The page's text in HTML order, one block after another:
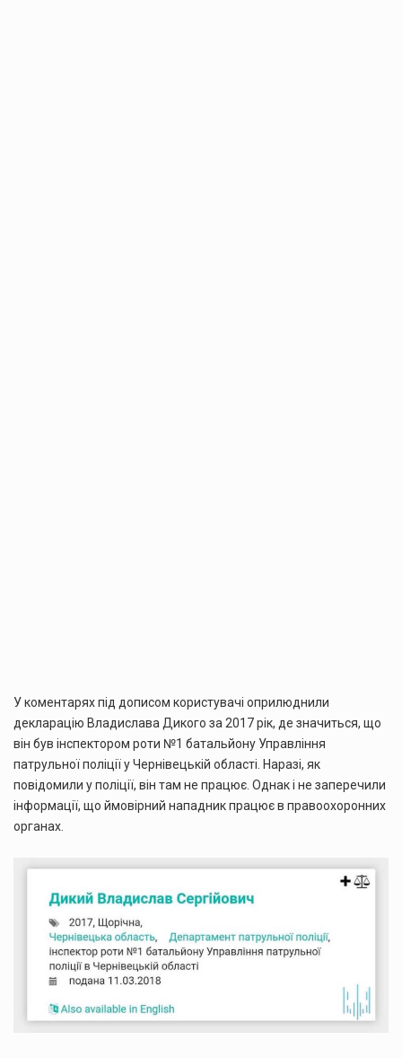
У коментарях під дописом користувачі оприлюднили
декларацію Владислава Дикого за 2017 рік, де значиться, що
він був інспектором роти №1 батальйону Управління
патрульної поліції у Чернівецькій області. Наразі, як
повідомили у поліції, він там не працює. Однак і не заперечили
інформації, що ймовірний нападник працює в правоохоронних
органах.